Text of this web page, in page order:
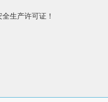
生产许可证！